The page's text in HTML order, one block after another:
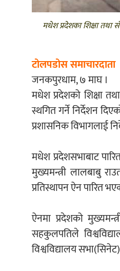
मधेश प्रदेशका शिक्षा तथा
टोलपडोस समाचारदाता
जनकपुरधाम, ७ माघ ।
मधेश प्रदेशको शिक्षा
स्थगित गर्ने निर्देशन
प्रशासनिक विभागलाई
मधेश प्रदेशसभाबाट
मुख्यमन्त्री लालबाबु
प्रतिस्थापन ऐन पारित
ऐनमा प्रदेशको
सहकुलपतिले
विश्वविद्यालय